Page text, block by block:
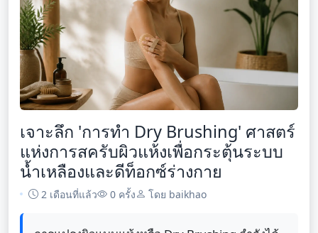
เจาะลึก 'การทำ Dry Brushing' ศาสตร์
แห่งการสครับผิวแห้งเพื่อกระตุ้นระบบ
น้ำเหลืองและดีท็อกซ์ร่างกาย
2 เดือนที่แล้ว 0 ครั้ง โดย baikhao